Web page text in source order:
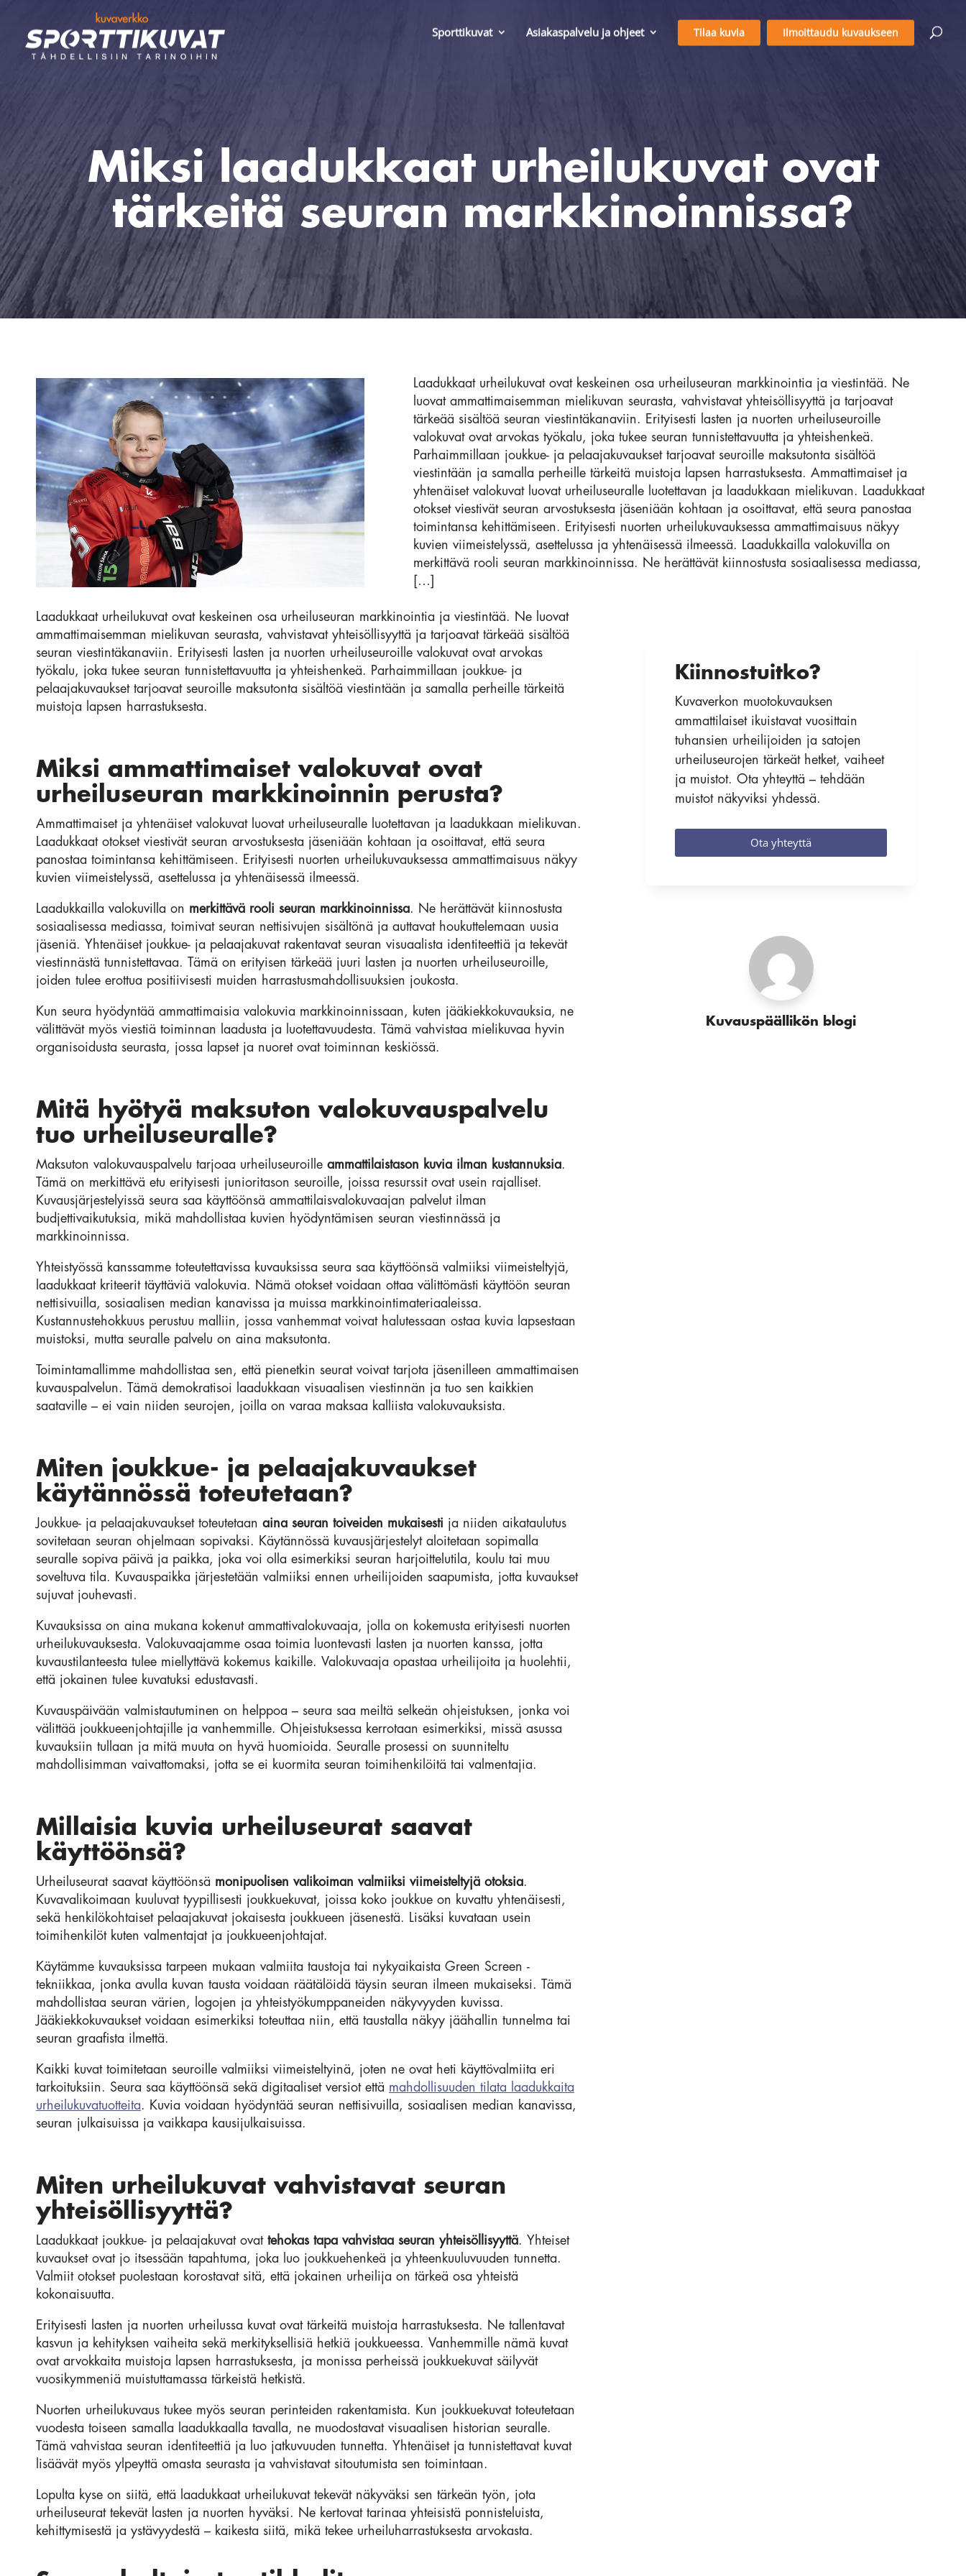
Sporttikuvat Asiakaspalvelu ja ohjeet Tilaa kuvia Ilmoittaudu kuvaukseen
Miksi laadukkaat urheilukuvat ovat
tärkeitä seuran markkinoinnissa?
Laadukkaat urheilukuvat ovat keskeinen osa urheiluseuran markkinointia ja viestintää. Ne
luovat ammattimaisemman mielikuvan seurasta, vahvistavat yhteisöllisyyttä ja tarjoavat
tärkeää sisältöä seuran viestintäkanaviin. Erityisesti lasten ja nuorten urheiluseuroille
valokuvat ovat arvokas työkalu, joka tukee seuran tunnistettavuutta ja yhteishenkeä.
Parhaimmillaan joukkue- ja pelaajakuvaukset tarjoavat seuroille maksutonta sisältöä
viestintään ja samalla perheille tärkeitä muistoja lapsen harrastuksesta. Ammattimaiset ja
yhtenäiset valokuvat luovat urheiluseuralle luotettavan ja laadukkaan mielikuvan. Laadukkaat
otokset viestivät seuran arvostuksesta jäseniään kohtaan ja osoittavat, että seura panostaa
toimintansa kehittämiseen. Erityisesti nuorten urheilukuvauksessa ammattimaisuus näkyy
kuvien viimeistelyssä, asettelussa ja yhtenäisessä ilmeessä. Laadukkailla valokuvilla on
merkittävä rooli seuran markkinoinnissa. Ne herättävät kiinnostusta sosiaalisessa mediassa,
[…]
Laadukkaat urheilukuvat ovat keskeinen osa urheiluseuran markkinointia ja viestintää. Ne luovat
ammattimaisemman mielikuvan seurasta, vahvistavat yhteisöllisyyttä ja tarjoavat tärkeää sisältöä
seuran viestintäkanaviin. Erityisesti lasten ja nuorten urheiluseuroille valokuvat ovat arvokas
työkalu, joka tukee seuran tunnistettavuutta ja yhteishenkeä. Parhaimmillaan joukkue- ja
pelaajakuvaukset tarjoavat seuroille maksutonta sisältöä viestintään ja samalla perheille tärkeitä
muistoja lapsen harrastuksesta.
Miksi ammattimaiset valokuvat ovat
urheiluseuran markkinoinnin perusta?
Ammattimaiset ja yhtenäiset valokuvat luovat urheiluseuralle luotettavan ja laadukkaan mielikuvan.
Laadukkaat otokset viestivät seuran arvostuksesta jäseniään kohtaan ja osoittavat, että seura
panostaa toimintansa kehittämiseen. Erityisesti nuorten urheilukuvauksessa ammattimaisuus näkyy
kuvien viimeistelyssä, asettelussa ja yhtenäisessä ilmeessä.
Laadukkailla valokuvilla on merkittävä rooli seuran markkinoinnissa. Ne herättävät kiinnostusta
sosiaalisessa mediassa, toimivat seuran nettisivujen sisältönä ja auttavat houkuttelemaan uusia
jäseniä. Yhtenäiset joukkue- ja pelaajakuvat rakentavat seuran visuaalista identiteettiä ja tekevät
viestinnästä tunnistettavaa. Tämä on erityisen tärkeää juuri lasten ja nuorten urheiluseuroille,
joiden tulee erottua positiivisesti muiden harrastusmahdollisuuksien joukosta.
Kun seura hyödyntää ammattimaisia valokuvia markkinoinnissaan, kuten jääkiekkokuvauksia, ne
välittävät myös viestiä toiminnan laadusta ja luotettavuudesta. Tämä vahvistaa mielikuvaa hyvin
organisoidusta seurasta, jossa lapset ja nuoret ovat toiminnan keskiössä.
Mitä hyötyä maksuton valokuvauspalvelu
tuo urheiluseuralle?
Maksuton valokuvauspalvelu tarjoaa urheiluseuroille ammattilaistason kuvia ilman kustannuksia.
Tämä on merkittävä etu erityisesti junioritason seuroille, joissa resurssit ovat usein rajalliset.
Kuvausjärjestelyissä seura saa käyttöönsä ammattilaisvalokuvaajan palvelut ilman
budjettivaikutuksia, mikä mahdollistaa kuvien hyödyntämisen seuran viestinnässä ja
markkinoinnissa.
Yhteistyössä kanssamme toteutettavissa kuvauksissa seura saa käyttöönsä valmiiksi viimeisteltyjä,
laadukkaat kriteerit täyttäviä valokuvia. Nämä otokset voidaan ottaa välittömästi käyttöön seuran
nettisivuilla, sosiaalisen median kanavissa ja muissa markkinointimateriaaleissa.
Kustannustehokkuus perustuu malliin, jossa vanhemmat voivat halutessaan ostaa kuvia lapsestaan
muistoksi, mutta seuralle palvelu on aina maksutonta.
Toimintamallimme mahdollistaa sen, että pienetkin seurat voivat tarjota jäsenilleen ammattimaisen
kuvauspalvelun. Tämä demokratisoi laadukkaan visuaalisen viestinnän ja tuo sen kaikkien
saataville – ei vain niiden seurojen, joilla on varaa maksaa kalliista valokuvauksista.
Miten joukkue- ja pelaajakuvaukset
käytännössä toteutetaan?
Joukkue- ja pelaajakuvaukset toteutetaan aina seuran toiveiden mukaisesti ja niiden aikataulutus
sovitetaan seuran ohjelmaan sopivaksi. Käytännössä kuvausjärjestelyt aloitetaan sopimalla
seuralle sopiva päivä ja paikka, joka voi olla esimerkiksi seuran harjoittelutila, koulu tai muu
soveltuva tila. Kuvauspaikka järjestetään valmiiksi ennen urheilijoiden saapumista, jotta kuvaukset
sujuvat jouhevasti.
Kuvauksissa on aina mukana kokenut ammattivalokuvaaja, jolla on kokemusta erityisesti nuorten
urheilukuvauksesta. Valokuvaajamme osaa toimia luontevasti lasten ja nuorten kanssa, jotta
kuvaustilanteesta tulee miellyttävä kokemus kaikille. Valokuvaaja opastaa urheilijoita ja huolehtii,
että jokainen tulee kuvatuksi edustavasti.
Kuvauspäivään valmistautuminen on helppoa – seura saa meiltä selkeän ohjeistuksen, jonka voi
välittää joukkueenjohtajille ja vanhemmille. Ohjeistuksessa kerrotaan esimerkiksi, missä asussa
kuvauksiin tullaan ja mitä muuta on hyvä huomioida. Seuralle prosessi on suunniteltu
mahdollisimman vaivattomaksi, jotta se ei kuormita seuran toimihenkilöitä tai valmentajia.
Millaisia kuvia urheiluseurat saavat
käyttöönsä?
Urheiluseurat saavat käyttöönsä monipuolisen valikoiman valmiiksi viimeisteltyjä otoksia.
Kuvavalikoimaan kuuluvat tyypillisesti joukkuekuvat, joissa koko joukkue on kuvattu yhtenäisesti,
sekä henkilökohtaiset pelaajakuvat jokaisesta joukkueen jäsenestä. Lisäksi kuvataan usein
toimihenkilöt kuten valmentajat ja joukkueenjohtajat.
Käytämme kuvauksissa tarpeen mukaan valmiita taustoja tai nykyaikaista Green Screen -
tekniikkaa, jonka avulla kuvan tausta voidaan räätälöidä täysin seuran ilmeen mukaiseksi. Tämä
mahdollistaa seuran värien, logojen ja yhteistyökumppaneiden näkyvyyden kuvissa.
Jääkiekkokuvaukset voidaan esimerkiksi toteuttaa niin, että taustalla näkyy jäähallin tunnelma tai
seuran graafista ilmettä.
Kaikki kuvat toimitetaan seuroille valmiiksi viimeisteltyinä, joten ne ovat heti käyttövalmiita eri
tarkoituksiin. Seura saa käyttöönsä sekä digitaaliset versiot että mahdollisuuden tilata laadukkaita
urheilukuvatuotteita. Kuvia voidaan hyödyntää seuran nettisivuilla, sosiaalisen median kanavissa,
seuran julkaisuissa ja vaikkapa kausijulkaisuissa.
Miten urheilukuvat vahvistavat seuran
yhteisöllisyyttä?
Laadukkaat joukkue- ja pelaajakuvat ovat tehokas tapa vahvistaa seuran yhteisöllisyyttä. Yhteiset
kuvaukset ovat jo itsessään tapahtuma, joka luo joukkuehenkeä ja yhteenkuuluvuuden tunnetta.
Valmiit otokset puolestaan korostavat sitä, että jokainen urheilija on tärkeä osa yhteistä
kokonaisuutta.
Erityisesti lasten ja nuorten urheilussa kuvat ovat tärkeitä muistoja harrastuksesta. Ne tallentavat
kasvun ja kehityksen vaiheita sekä merkityksellisiä hetkiä joukkueessa. Vanhemmille nämä kuvat
ovat arvokkaita muistoja lapsen harrastuksesta, ja monissa perheissä joukkuekuvat säilyvät
vuosikymmeniä muistuttamassa tärkeistä hetkistä.
Nuorten urheilukuvaus tukee myös seuran perinteiden rakentamista. Kun joukkuekuvat toteutetaan
vuodesta toiseen samalla laadukkaalla tavalla, ne muodostavat visuaalisen historian seuralle.
Tämä vahvistaa seuran identiteettiä ja luo jatkuvuuden tunnetta. Yhtenäiset ja tunnistettavat kuvat
lisäävät myös ylpeyttä omasta seurasta ja vahvistavat sitoutumista sen toimintaan.
Lopulta kyse on siitä, että laadukkaat urheilukuvat tekevät näkyväksi sen tärkeän työn, jota
urheiluseurat tekevät lasten ja nuorten hyväksi. Ne kertovat tarinaa yhteisistä ponnisteluista,
kehittymisestä ja ystävyydestä – kaikesta siitä, mikä tekee urheiluharrastuksesta arvokasta.
Kiinnostuitko?
Kuvaverkon muotokuvauksen
ammattilaiset ikuistavat vuosittain
tuhansien urheilijoiden ja satojen
urheiluseurojen tärkeät hetket, vaiheet
ja muistot. Ota yhteyttä – tehdään
muistot näkyviksi yhdessä.
Ota yhteyttä
Kuvauspäällikön blogi